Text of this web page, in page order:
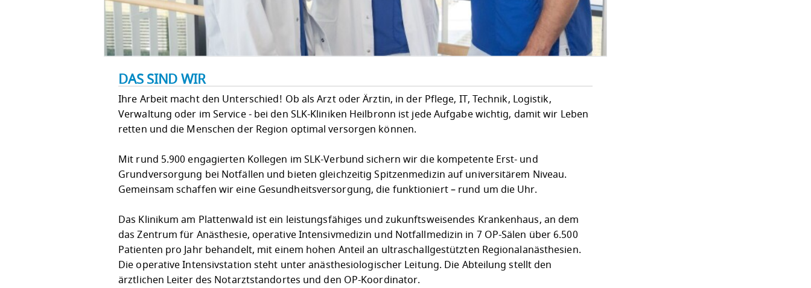
DAS SIND WIR
Ihre Arbeit macht den Unterschied! Ob als Arzt oder Ärztin, in der Pflege, IT, Technik, Logistik,
Verwaltung oder im Service - bei den SLK-Kliniken Heilbronn ist jede Aufgabe wichtig, damit wir Leben
retten und die Menschen der Region optimal versorgen können.
Mit rund 5.900 engagierten Kollegen im SLK-Verbund sichern wir die kompetente Erst- und
Grundversorgung bei Notfällen und bieten gleichzeitig Spitzenmedizin auf universitärem Niveau.
Gemeinsam schaffen wir eine Gesundheitsversorgung, die funktioniert – rund um die Uhr.
Das Klinikum am Plattenwald ist ein leistungsfähiges und zukunftsweisendes Krankenhaus, an dem
das Zentrum für Anästhesie, operative Intensivmedizin und Notfallmedizin in 7 OP-Sälen über 6.500
Patienten pro Jahr behandelt, mit einem hohen Anteil an ultraschallgestützten Regionalanästhesien.
Die operative Intensivstation steht unter anästhesiologischer Leitung. Die Abteilung stellt den
ärztlichen Leiter des Notarztstandortes und den OP-Koordinator.